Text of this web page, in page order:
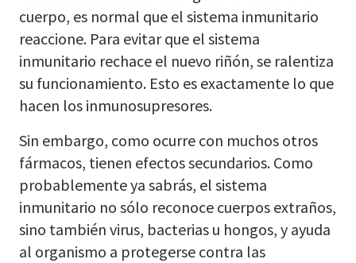
cuerpo, es normal que el sistema inmunitario
reaccione. Para evitar que el sistema
inmunitario rechace el nuevo riñón, se ralentiza
su funcionamiento. Esto es exactamente lo que
hacen los inmunosupresores.
Sin embargo, como ocurre con muchos otros
fármacos, tienen efectos secundarios. Como
probablemente ya sabrás, el sistema
inmunitario no sólo reconoce cuerpos extraños,
sino también virus, bacterias u hongos, y ayuda
al organismo a protegerse contra las